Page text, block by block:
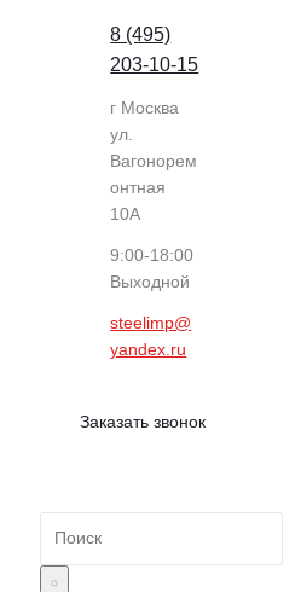
8 (495)
203-10-15
г Москва
ул.
Вагонорем
онтная
10А
9:00-18:00
Выходной
steelimp@
yandex.ru
Заказать звонок